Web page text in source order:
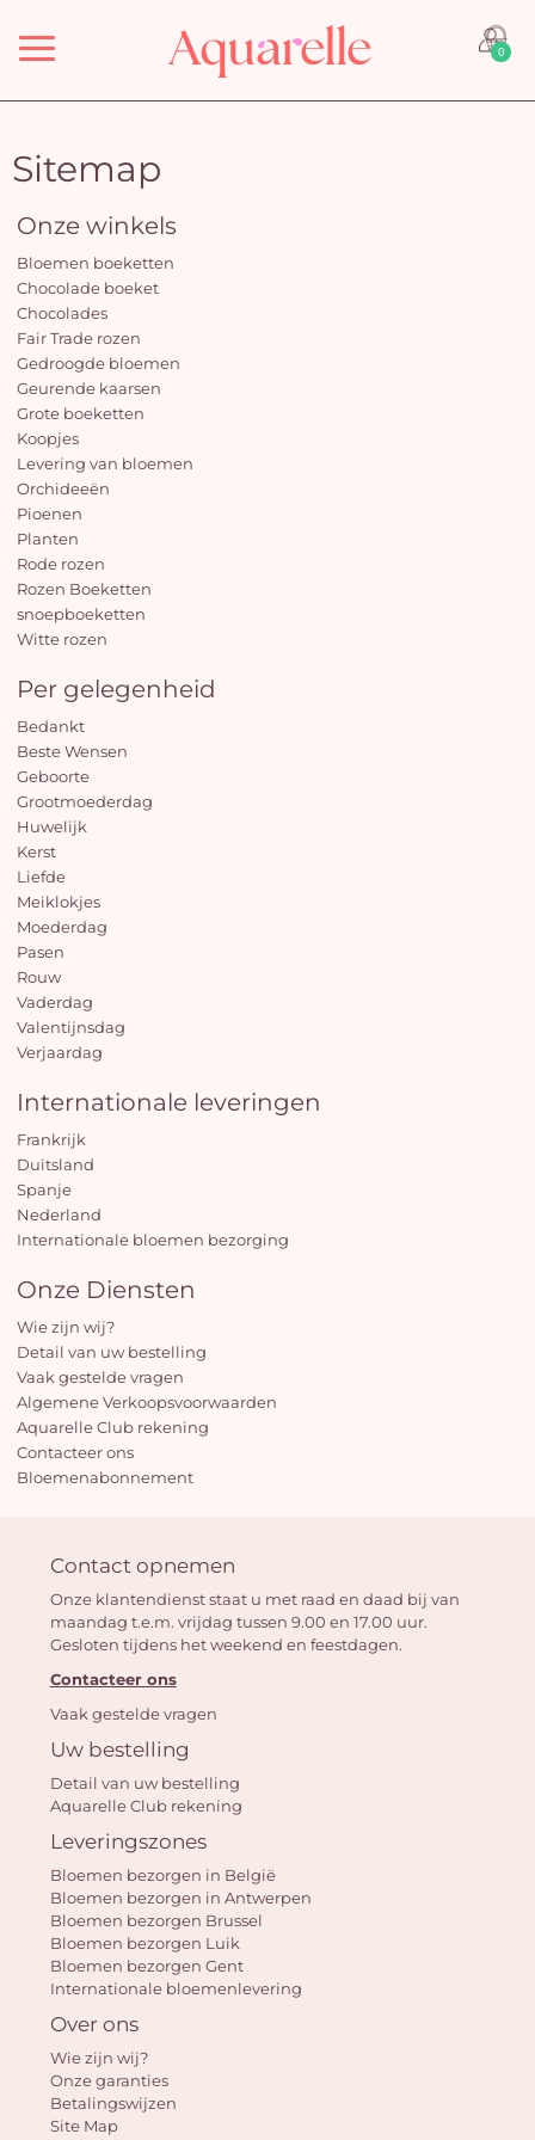
Menu 0
Sitemap
Onze winkels
Bloemen boeketten
Chocolade boeket
Chocolades
Fair Trade rozen
Gedroogde bloemen
Geurende kaarsen
Grote boeketten
Koopjes
Levering van bloemen
Orchideeën
Pioenen
Planten
Rode rozen
Rozen Boeketten
snoepboeketten
Witte rozen
Per gelegenheid
Bedankt
Beste Wensen
Geboorte
Grootmoederdag
Huwelijk
Kerst
Liefde
Meiklokjes
Moederdag
Pasen
Rouw
Vaderdag
Valentijnsdag
Verjaardag
Internationale leveringen
Frankrijk
Duitsland
Spanje
Nederland
Internationale bloemen bezorging
Onze Diensten
Wie zijn wij?
Detail van uw bestelling
Vaak gestelde vragen
Algemene Verkoopsvoorwaarden
Aquarelle Club rekening
Contacteer ons
Bloemenabonnement
Contact opnemen
Onze klantendienst staat u met raad en daad bij van
maandag t.e.m. vrijdag tussen 9.00 en 17.00 uur.
Gesloten tijdens het weekend en feestdagen.
Contacteer ons
Vaak gestelde vragen
Uw bestelling
Detail van uw bestelling
Aquarelle Club rekening
Leveringszones
Bloemen bezorgen in België
Bloemen bezorgen in Antwerpen
Bloemen bezorgen Brussel
Bloemen bezorgen Luik
Bloemen bezorgen Gent
Internationale bloemenlevering
Over ons
Wie zijn wij?
Onze garanties
Betalingswijzen
Site Map